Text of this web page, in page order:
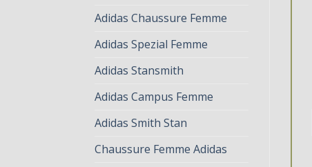
Adidas Chaussure Femme
Adidas Spezial Femme
Adidas Stansmith
Adidas Campus Femme
Adidas Smith Stan
Chaussure Femme Adidas